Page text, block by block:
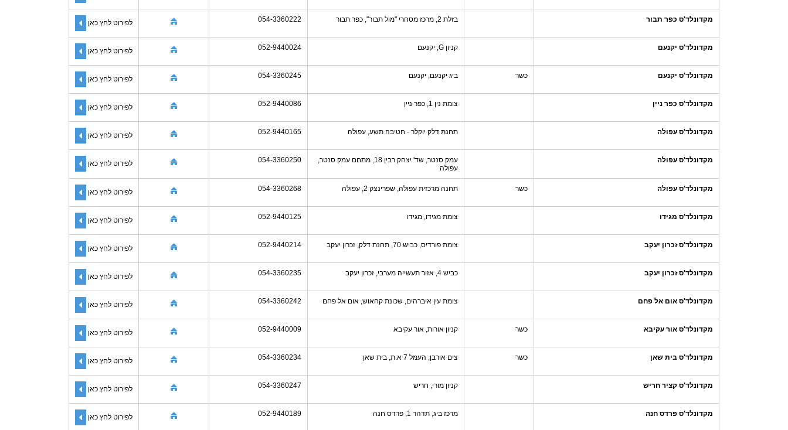
מקדונלד'ס כפר תבור בזלת 2, מרכז מסחרי "מול תבור", כפר תבור 054-3360222 לפירוט לחץ כאן
מקדונלד'ס יקנעם קניון G, יקנעם 052-9440024 לפירוט לחץ כאן
מקדונלד'ס יקנעם כשר ביג יקנעם, יקנעם 054-3360245 לפירוט לחץ כאן
מקדונלד'ס כפר ניין צומת נין 1, כפר ניין 052-9440086 לפירוט לחץ כאן
מקדונלד'ס עפולה תחנת דלק יוקלר - חטיבה תשע, עפולה 052-9440165 לפירוט לחץ כאן
מקדונלד'ס עפולה
עמק סנטר, שד' יצחק רבין 18, מתחם עמק סנטר,
עפולה
054-3360250 לפירוט לחץ כאן
מקדונלד'ס עפולה כשר תחנה מרכזית עפולה, שפרינצק 2, עפולה 054-3360268 לפירוט לחץ כאן
מקדונלד'ס מגידו צומת מגידו, מגידו 052-9440125 לפירוט לחץ כאן
מקדונלד'ס זכרון יעקב צומת פורדיס, כביש 70, תחנת דלק, זכרון יעקב 052-9440214 לפירוט לחץ כאן
מקדונלד'ס זכרון יעקב כביש 4, אזור תעשייה מערבי, זכרון יעקב 054-3360235 לפירוט לחץ כאן
מקדונלד'ס אום אל פחם צומת עין איברהים, שכונת קחאוש, אום אל פחם 054-3360242 לפירוט לחץ כאן
מקדונלד'ס אור עקיבא כשר קניון אורות, אור עקיבא 052-9440009 לפירוט לחץ כאן
מקדונלד'ס בית שאן כשר צים אורבן, העמל 7 א.ת, בית שאן 054-3360234 לפירוט לחץ כאן
מקדונלד'ס קציר חריש קניון מורי, חריש 054-3360247 לפירוט לחץ כאן
מקדונלד'ס פרדס חנה מרכז ביג, תדהר 1, פרדס חנה 052-9440189 לפירוט לחץ כאן